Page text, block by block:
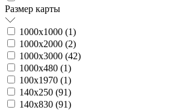
Размер карты
1000х1000 (1)
1000х2000 (2)
1000х3000 (42)
1000х480 (1)
100х1970 (1)
140х250 (91)
140х830 (91)